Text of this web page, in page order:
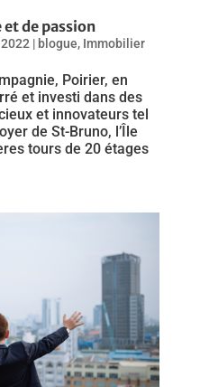
de passion
| blogue, Immobilier
Poirier, en
et investi dans des
et innovateurs tel
de St-Bruno, l’Île
tours de 20 étages